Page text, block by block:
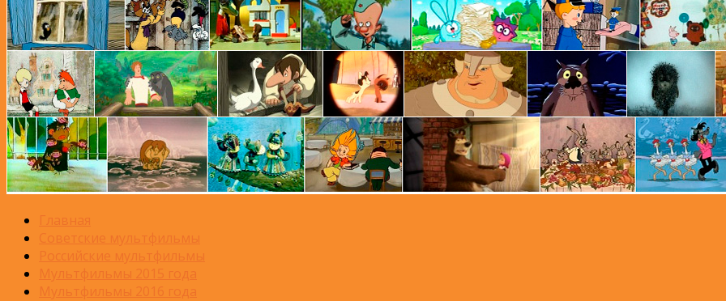
Главная
Советские мультфильмы
Российские мультфильмы
Мультфильмы 2015 года
Мультфильмы 2016 года